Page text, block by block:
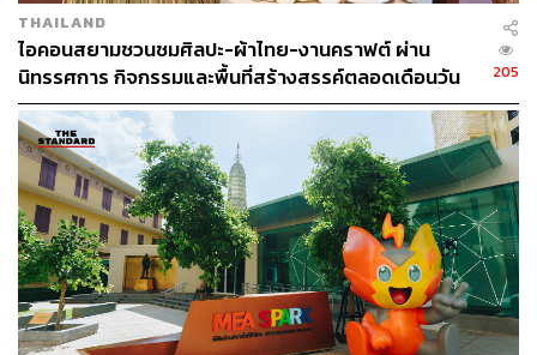
Tote Bag จากขวดพลาสติกใช้แล้วในงานกาชาด 2565
ต่อยอดสร้างสรรค์การออกแบบผลิตภัณฑ์ในโครงการ
Upcycling Upstyling ปี 3
THAILAND
ไอคอนสยามชวนชมศิลปะ-ผ้าไทย-งานคราฟต์ ผ่าน
นิทรรศการ กิจกรรมและพื้นที่สร้างสรรค์ตลอดเดือนวัน
แม่ [ADVERTORIAL]
205